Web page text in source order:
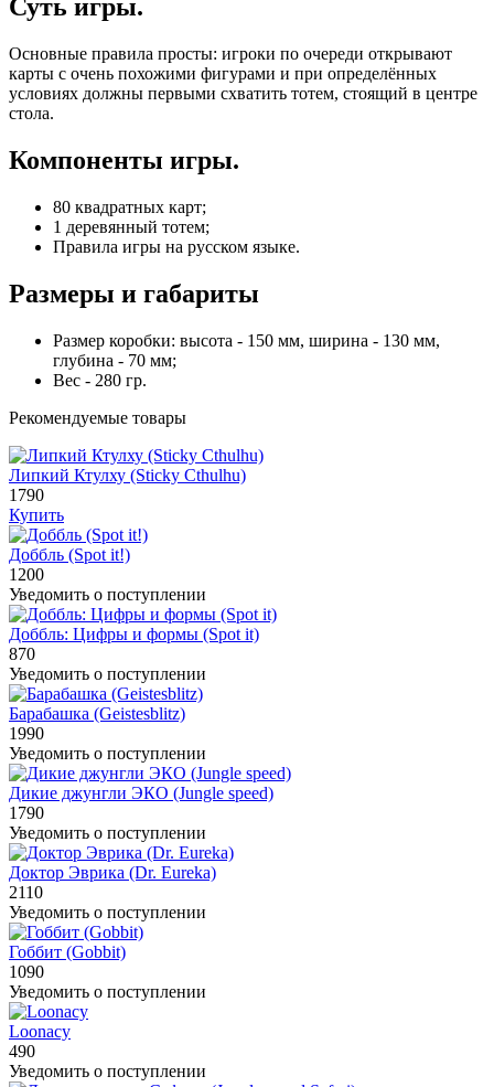
Суть игры.
Основные правила просты: игроки по очереди открывают
карты с очень похожими фигурами и при определённых
условиях должны первыми схватить тотем, стоящий в центре
стола.
Компоненты игры.
80 квадратных карт;
1 деревянный тотем;
Правила игры на русском языке.
Размеры и габариты
Размер коробки: высота - 150 мм, ширина - 130 мм,
глубина - 70 мм;
Вес - 280 гр.
Рекомендуемые товары
Липкий Ктулху (Sticky Cthulhu)
1790
Купить
Доббль (Spot it!)
1200
Уведомить о поступлении
Доббль: Цифры и формы (Spot it)
870
Уведомить о поступлении
Барабашка (Geistesblitz)
1990
Уведомить о поступлении
Дикие джунгли ЭКО (Jungle speed)
1790
Уведомить о поступлении
Доктор Эврика (Dr. Eureka)
2110
Уведомить о поступлении
Гоббит (Gobbit)
1090
Уведомить о поступлении
Loonacy
490
Уведомить о поступлении